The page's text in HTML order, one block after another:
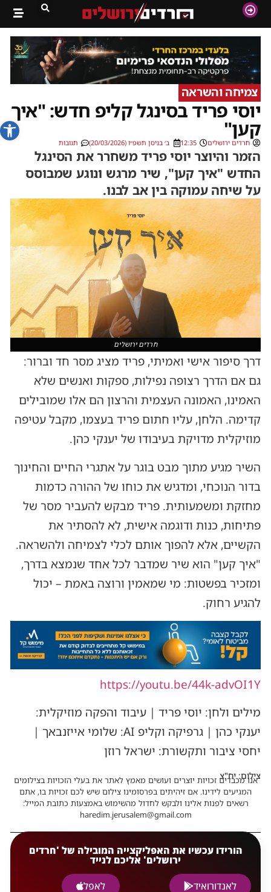
פתח
צמיחה והשראה
יוסי פריד בסינגל קליפ חדש: "איך
קען"
חרדים ירושלים 12:35 ב׳ בניסן תשפ״ו (20/03/2026) תגובות
הזמר והיוצר יוסי פריד משחרר את הסינגל
החדש "איך קען", שיר מרגש ונוגע שמבוסס
על שיחה עמוקה בין אב לבנו.
חרדים ירושלים
דרך סיפור אישי ואמיתי, פריד מציג מסר חד וברור:
גם אם הדרך רצופה נפילות, ספקות ואנשים שלא
האמינו, האמונה העצמית והרצון הם אלו שמובילים
קדימה. הלחן, עליו חתום פריד בעצמו, מקבל עטיפה
מוזיקלית מדויקת בעיבודו של יענקי כהן.
השיר מגיע מתוך מבט בוגר על אתגרי החיים והחינוך
בדור הנוכחי, ומדגיש את כוחו של ההורה כדמות
מחזקת ומשמעותית. פריד מבקש להעביר מסר של
פתיחות, כנות ודוגמה אישית, לא להסתיר את
הקשיים, אלא להפוך אותם לכלי לצמיחה ולהשראה.
"איך קען" הוא שיר שמדבר לכל אחד שנמצא בדרך,
ומזכיר בפשטות: מי שמאמין ורוצה באמת – יכול
להגיע רחוק.
https://youtu.be/44k-advOI1Y
מילים ולחן: יוסי פריד | עיבוד והפקה מוזיקלית:
יענקי כהן | גרפיקה וקליפ AI: שלומי אייזנבאך |
יחסי ציבור ותקשורת: ישראל רוזן
צילום: יח"צ
אנו מכבדים זכויות יוצרים ועושים מאמץ לאתר את בעלי הזכויות בצילומים
המגיעים לידינו. אם זיהיתים בפרסומינו צילום שיש לכם זכויות בו, אתם
רשאים לפנות אלינו ולבקש לחדול מהשימוש באמצעות כתובת המייל:
haredim.jerusalem@gmail.com
הורידו עכשיו את האפליקצייה המובילה של 'חרדים
ירושלים' אליכם לנייד
לאנדורואיד
לאפל